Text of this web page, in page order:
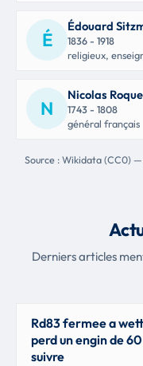
É
Édouard
1836 - 1918
religieux,
N
Nicolas
1743 - 1808
général français
Source : Wikidata (CC0)
Derniers articles
Rd83 fermee a
perd un engin de
suivre